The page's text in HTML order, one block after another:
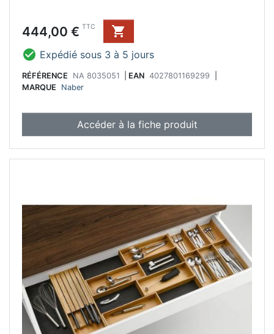
Prix
444,00 € TTC

 Expédié sous 3 à 5 jours
RÉFÉRENCE NA 8035051 EAN 4027801169299
MARQUE
Naber
Accéder à la fiche produit